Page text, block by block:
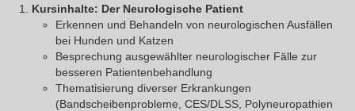
Kursinhalte: Der Neurologische Patient
Erkennen und Behandeln von neurologischen Ausfällen
bei Hunden und Katzen
Besprechung ausgewählter neurologischer Fälle zur
besseren Patientenbehandlung
Thematisierung diverser Erkrankungen
(Bandscheibenprobleme, CES/DLSS, Polyneuropathien